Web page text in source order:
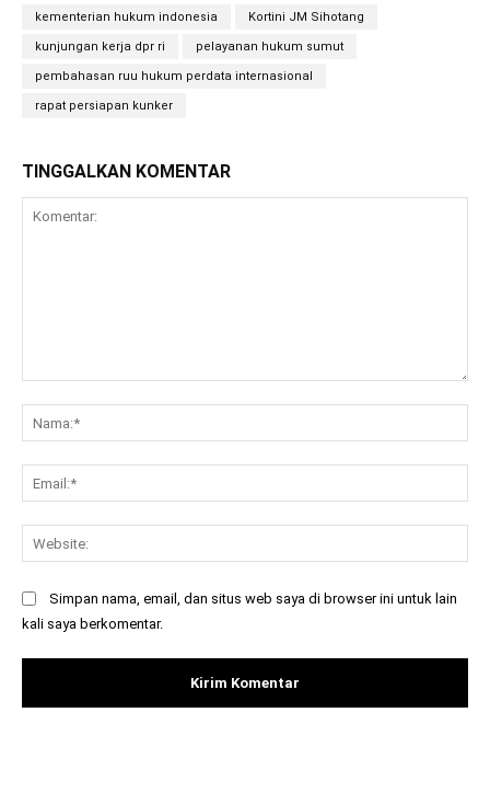
kementerian hukum indonesia Kortini JM Sihotang
kunjungan kerja dpr ri pelayanan hukum sumut
pembahasan ruu hukum perdata internasional
rapat persiapan kunker
TINGGALKAN KOMENTAR
Simpan nama, email, dan situs web saya di browser ini untuk lain
kali saya berkomentar.